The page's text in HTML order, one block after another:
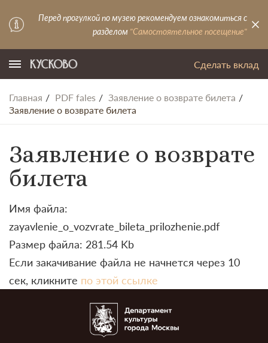
Перед прогулкой по музею рекомендуем ознакомиться с
разделом "Самостоятельное посещение"
Сделать вклад
Главная PDF fales
Заявление о возврате билета
Заявление о возврате билета
Заявление о возврате
билета
Имя файла:
zayavlenie_o_vozvrate_bileta_prilozhenie.pdf
Размер файла: 281.54 Kb
Если закачивание файла не начнется через 10
сек, кликните по этой ссылке